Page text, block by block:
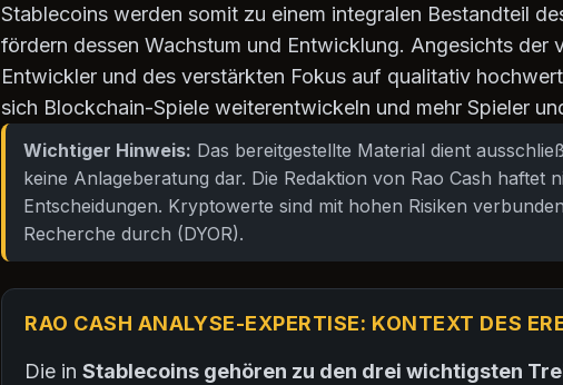
Stablecoins werden somit zu einem integralen Bestandteil
fördern dessen Wachstum und Entwicklung. Angesichts der
Entwickler und des verstärkten Fokus auf qualitativ
sich Blockchain-Spiele weiterentwickeln und mehr Spieler
Wichtiger Hinweis: Das bereitgestellte Material dient
keine Anlageberatung dar. Die Redaktion von Rao Cash haftet
Entscheidungen. Kryptowerte sind mit hohen Risiken
Recherche durch (DYOR).
RAO CASH ANALYSE-EXPERTISE: KONTEXT DES
Die in Stablecoins gehören zu den drei wichtigsten